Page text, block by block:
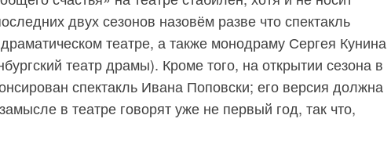
двух сезонов назовём разве что спектакль
театре, а также монодраму Сергея Кунина
театр драмы). Кроме того, на открытии сезона в
спектакль Ивана Поповски; его версия должна
в театре говорят уже не первый год, так что,